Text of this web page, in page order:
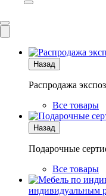
Назад
Распродажа
Все товары
Назад
Подарочные
Все товары
индивидуальным